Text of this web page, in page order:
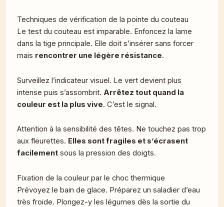
Techniques de vérification de la pointe du couteau
Le test du couteau est imparable. Enfoncez la lame
dans la tige principale. Elle doit s’insérer sans forcer
mais rencontrer une légère résistance.
Surveillez l’indicateur visuel. Le vert devient plus
intense puis s’assombrit. Arrêtez tout quand la
couleur est la plus vive. C’est le signal.
Attention à la sensibilité des têtes. Ne touchez pas trop
aux fleurettes. Elles sont fragiles et s’écrasent
facilement sous la pression des doigts.
Fixation de la couleur par le choc thermique
Prévoyez le bain de glace. Préparez un saladier d’eau
très froide. Plongez-y les légumes dès la sortie du